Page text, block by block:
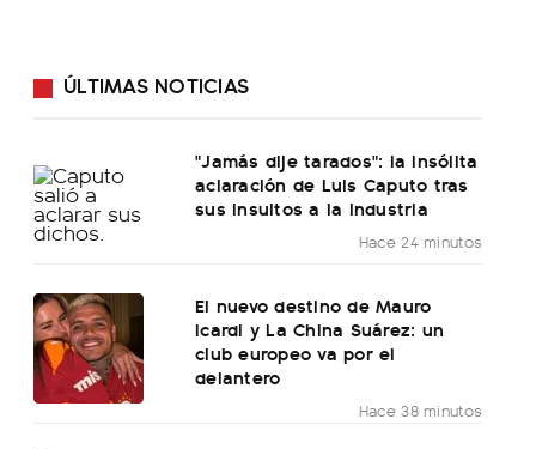
ÚLTIMAS NOTICIAS
"Jamás dije tarados": la insólita
aclaración de Luis Caputo tras
sus insultos a la industria
Hace 24 minutos
El nuevo destino de Mauro
Icardi y La China Suárez: un
club europeo va por el
delantero
Hace 38 minutos